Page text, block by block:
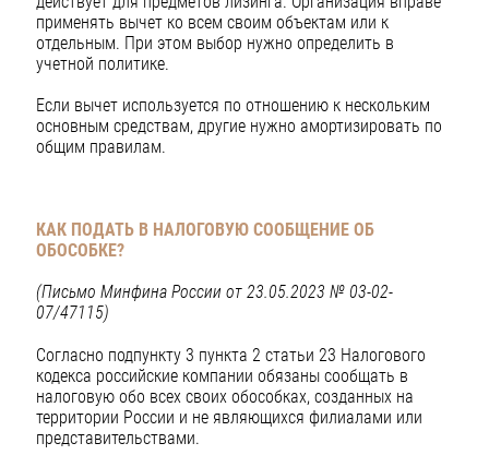
применять вычет ко всем своим объектам или к
отдельным. При этом выбор нужно определить в
учетной политике.
Если вычет используется по отношению к нескольким
основным средствам, другие нужно амортизировать по
общим правилам.
КАК ПОДАТЬ В НАЛОГОВУЮ СООБЩЕНИЕ ОБ
ОБОСОБКЕ?
(Письмо Минфина России от 23.05.2023 № 03-02-
07/47115)
Согласно подпункту 3 пункта 2 статьи 23 Налогового
кодекса российские компании обязаны сообщать в
налоговую обо всех своих обособках, созданных на
территории России и не являющихся филиалами или
представительствами.